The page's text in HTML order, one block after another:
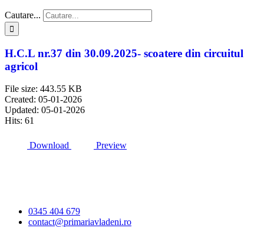
Cautare...
H.C.L nr.37 din 30.09.2025- scoatere din circuitul
agricol
File size: 443.55 KB
Created: 05-01-2026
Updated: 05-01-2026
Hits: 61
Download Preview
0345 404 679
contact@primariavladeni.ro